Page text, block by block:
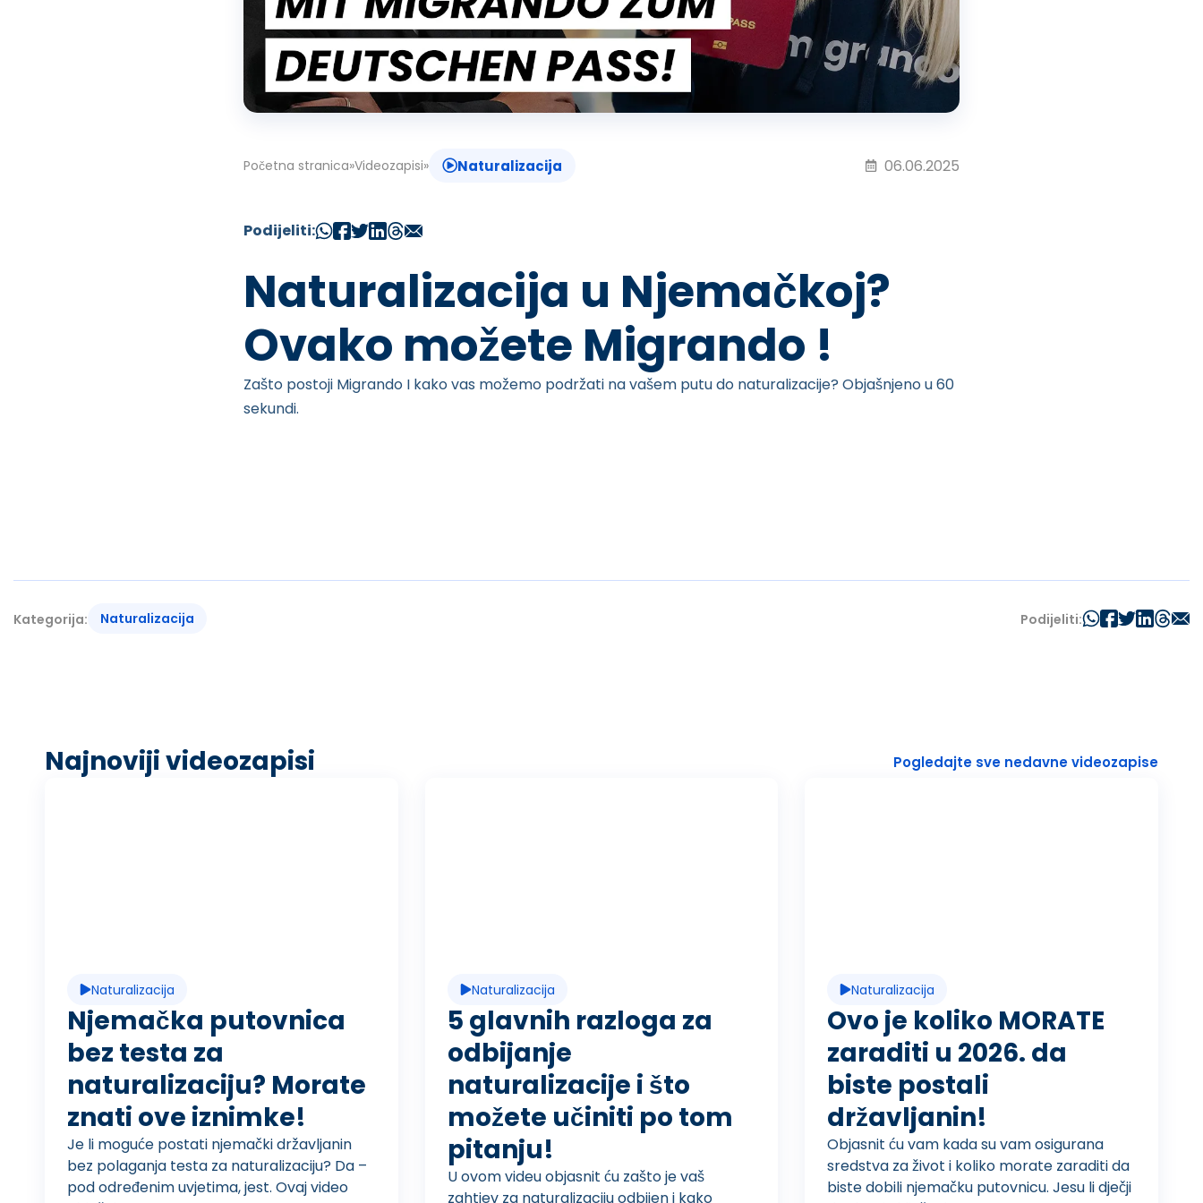
Početna stranica»Videozapisi» Naturalizacija 06.06.2025
Podijeliti:
Naturalizacija u Njemačkoj?
Ovako možete Migrando !
Zašto postoji Migrando I kako vas možemo podržati na vašem putu do naturalizacije? Objašnjeno u 60
sekundi.
Kategorija: Naturalizacija Podijeliti:
Najnoviji videozapisi Pogledajte sve nedavne videozapise
r
o
Naturalizacija
Njemačka putovnica
bez testa za
naturalizaciju? Morate
znati ove iznimke!
Je li moguće postati njemački državljanin
bez polaganja testa za naturalizaciju? Da –
pod određenim uvjetima, jest. Ovaj video
r
o
Naturalizacija
5 glavnih razloga za
odbijanje
naturalizacije i što
možete učiniti po tom
pitanju!
U ovom videu objasnit ću zašto je vaš
zahtjev za naturalizaciju odbijen i kako
r
o
Naturalizacija
Ovo je koliko MORATE
zaraditi u 2026. da
biste postali
državljanin!
Objasnit ću vam kada su vam osigurana
sredstva za život i koliko morate zaraditi da
biste dobili njemačku putovnicu. Jesu li dječji